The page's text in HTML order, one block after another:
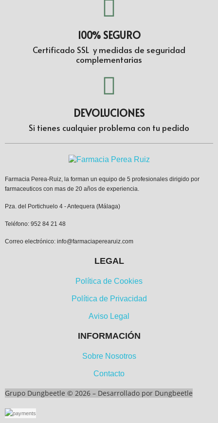
100% SEGURO
Certificado SSL y medidas de seguridad
complementarias
DEVOLUCIONES
Si tienes cualquier problema con tu pedido
Farmacia Perea-Ruiz, la forman un equipo de 5 profesionales dirigido por
farmaceuticos con mas de 20 años de experiencia.
Pza. del Portichuelo 4 - Antequera (Málaga)
Teléfono: 952 84 21 48
Correo electrónico: info@farmaciaperearuiz.com
LEGAL
Política de Cookies
Política de Privacidad
Aviso Legal
INFORMACIÓN
Sobre Nosotros
Contacto
Grupo Dungbeetle © 2026 – Desarrollado por Dungbeetle